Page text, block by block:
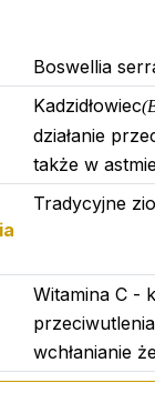
Boswellia
Kadzidłowiec
działanie
także w
Tradycyjne
Witamina C -
wchłanianie